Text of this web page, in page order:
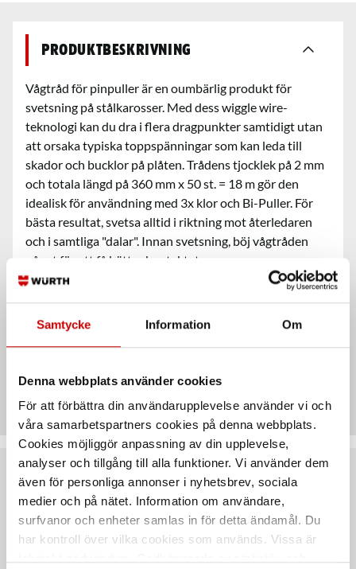
Samtycke Information Om
Denna webbplats använder cookies
För att förbättra din användarupplevelse använder vi och
våra samarbetspartners cookies på denna webbplats.
Cookies möjliggör anpassning av din upplevelse,
analyser och tillgång till alla funktioner. Vi använder dem
även för personliga annonser i nyhetsbrev, sociala
medier och på nätet. Information om användare,
surfvanor och enheter samlas in för detta ändamål. Du
har kontroll över vilka cookies som används. Vissa är
Produktbeskrivning
Vågtråd för pinpuller är en oumbärlig produkt för
svetsning på stålkarosser. Med dess wiggle wire-
teknologi kan du dra i flera dragpunkter samtidigt utan
att orsaka typiska toppspänningar som kan leda till
skador och bucklor på plåten. Trådens tjocklek på 2 mm
och totala längd på 360 mm x 50 st. = 18 m gör den
idealisk för användning med 3x klor och Bi-Puller. För
bästa resultat, svetsa alltid i riktning mot återledaren
och i samtliga "dalar". Innan svetsning, böj vågtråden
något för att få bättre kontaktytor.
Användningsområde
Teknisk data
Rekommenderat baserat på vald produkt